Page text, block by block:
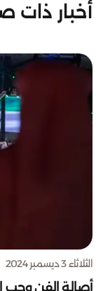
أخبار ذات
الثلاثاء 3 ديسمبر 2024
أصالة الفن وحب